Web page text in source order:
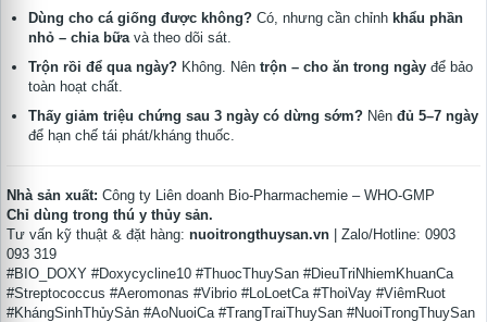
Dùng cho cá giống được không? Có, nhưng cần chỉnh khẩu phần
nhỏ – chia bữavà theo dõi sát.
Trộn rồi để qua ngày? Không. Nên trộn – cho ăn trong ngày để bảo
toàn hoạt chất.
Thấy giảm triệu chứng sau 3 ngày có dừng sớm? Nên đủ 5–7 ngày
để hạn chế tái phát/kháng thuốc.
Nhà sản xuất: Công ty Liên doanh Bio-Pharmachemie – WHO-GMP
Chỉ dùng trong thú y thủy sản.
Tư vấn kỹ thuật & đặt hàng: nuoitrongthuysan.vn | Zalo/Hotline: 0903
093 319
#BIO_DOXY #Doxycycline10 #ThuocThuySan #DieuTriNhiemKhuanCa
#Streptococcus #Aeromonas #Vibrio #LoLoetCa #ThoiVay #ViêmRuot
#KhángSinhThủySản #AoNuoiCa #TrangTraiThuySan #NuoiTrongThuySan